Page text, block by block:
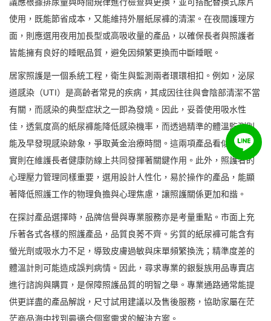
議應根據排尿量與時間規律進行檢查與更換，並可搭配替換式尿片
使用，既能節省成本，又能維持外層紙尿褲的清潔。在夜間護理方
面，則應選用夜用加長型或高吸收量的產品，以確保長者與照護者
皆能擁有良好的睡眠品質，避免因頻繁更換而中斷睡眠。
居家照護是一個系統工程，衛生與監測兩者環環相扣。例如，泌尿
道感染（UTI）是高齡者常見的疾病，其成因往往與會陰部清潔不當
有關，而感染的典型症狀之一即為發燒。因此，妥善使用吸水性
佳，透氣度高的紙尿褲能降低感染機率，而透過精準的體溫監測則
能及早發現感染跡象，爭取黃金治療時間。這兩項產品看似獨立，
實則在維護長者健康防線上共同發揮著關鍵作用。此外，照護者的
心理壓力管理同樣重要，選用設計人性化，易於操作的產品，能顯
著降低照護工作的物理負擔與心理焦慮，讓照護關係更加和諧。
在探討產品選擇時，品牌信譽與專業服務亦是考量重點。市面上充
斥著各式各樣的照護產品，品質良莠不齊。劣質的紙尿褲可能含有
螢光劑或吸水力不足，導致皮膚過敏與床單頻繁換洗；精準度差的
體溫計則可能造成誤判病情。因此，尋求專業的銀髮族用品專賣店
進行諮詢與購買，是保障照護品質的明智之舉。專業通路通常能提
供更詳盡的產品解說，尺寸試用建議以及售後服務，協助家屬在茫
茫商品海中找到最適合個案需求的解決方案。